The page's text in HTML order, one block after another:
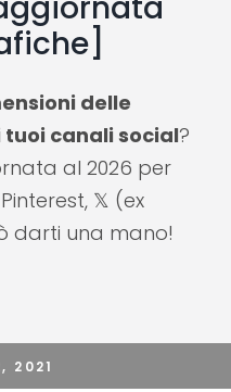
delle
canali social?
al 2026 per
𝕏 (ex
darti una mano!
2021